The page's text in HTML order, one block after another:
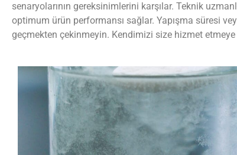
senaryolarının gereksinimlerini karşılar. Teknik
optimum ürün performansı sağlar. Yapışma süresi
geçmekten çekinmeyin. Kendimizi size hizmet etmeye